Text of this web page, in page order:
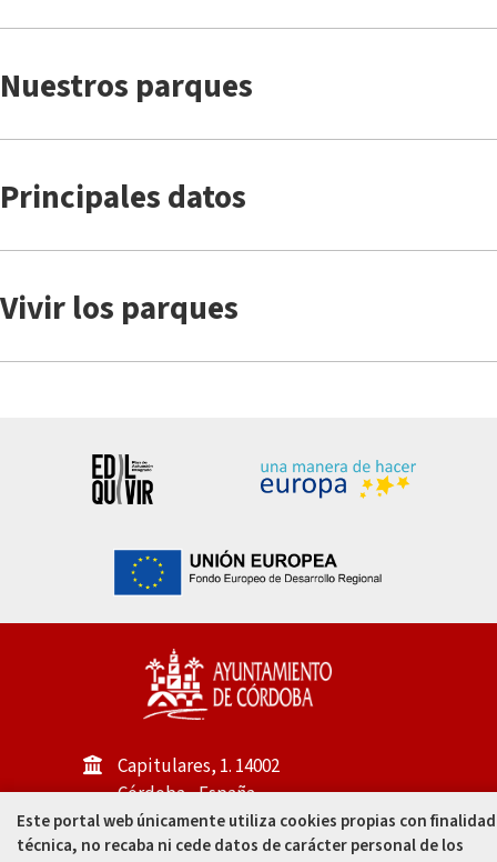
Nuestros parques
Principales datos
Vivir los parques
Capitulares, 1. 14002
Córdoba - España
957 49 99 00
Este portal web únicamente utiliza cookies propias con finalidad
técnica, no recaba ni cede datos de carácter personal de los